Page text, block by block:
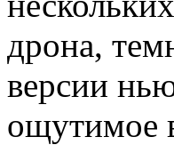
дрона,
версии
ощутимое